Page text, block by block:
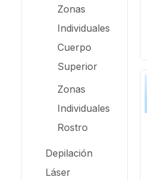
Zonas
Individuales
Cuerpo
Superior
Zonas
Individuales
Rostro
Depilación
Láser